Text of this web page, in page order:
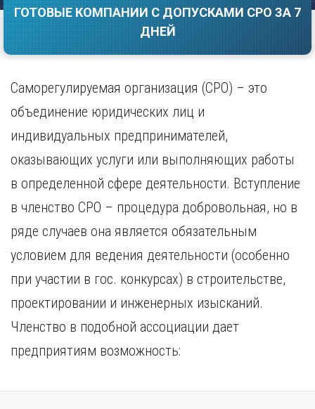
Е
Екатеринбург
И
Ижевск
Иркутск
К
Калининград
Калуга
Кемерово
Краснодар
Красноярск
Курск
Л
Липецк
М
Смоленск
Сочи
Ставрополь
Тамбов
Тверь
Томск
Тула
Тюмень
У
Ульяновск
Уфа
Х
Хабаровск
Ч
ГОТОВЫЕ КОМПАНИИ С ДОПУСКАМИ СРО ЗА 7
ДНЕЙ
Саморегулируемая организация (СРО) – это
объединение юридических лиц и
индивидуальных предпринимателей,
оказывающих услуги или выполняющих работы
в определенной сфере деятельности. Вступление
в членство СРО – процедура добровольная, но в
ряде случаев она является обязательным
условием для ведения деятельности (особенно
при участии в гос. конкурсах) в строительстве,
проектировании и инженерных изысканий.
Членство в подобной ассоциации дает
предприятиям возможность: